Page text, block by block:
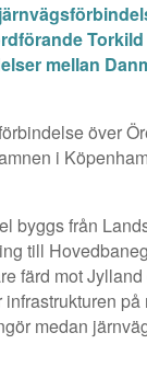
mellan
över
i
byggs från
till
färd mot
på
medan